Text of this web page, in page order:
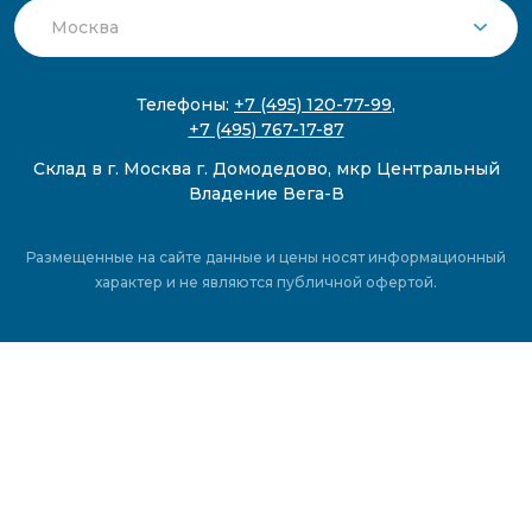
Телефоны: +7 (495) 120-77-99,
+7 (495) 767-17-87
Склад в г. Москва г. Домодедово, мкр Центральный
Владение Вега-В
Размещенные на сайте данные и цены носят информационный
характер и не являются публичной офертой.